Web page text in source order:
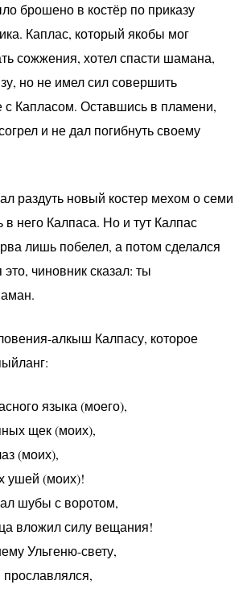
брошено в костёр по приказу
Каплас, который якобы мог
сожжения, хотел спасти шамана,
но не имел сил совершить
с Капласом. Оставшись в пламени,
и не дал погибнуть своему
раздуть новый костер мехом о семи
в него Калпаса. Но и тут Калпас
лишь побелел, а потом сделался
чиновник сказал: ты
алкыш Калпасу, которое
языка (моего),
щек (моих),
(моих),
ушей (моих)!
шубы с воротом,
вложил силу вещания!
Ульгеню-свету,